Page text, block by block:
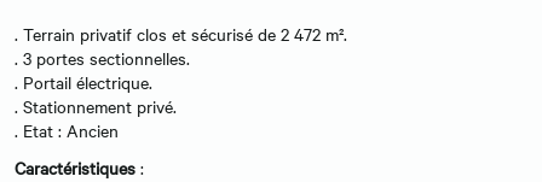
. Terrain privatif clos et sécurisé de 2 472 m².
. 3 portes sectionnelles.
. Portail électrique.
. Stationnement privé.
. Etat : Ancien
Caractéristiques :